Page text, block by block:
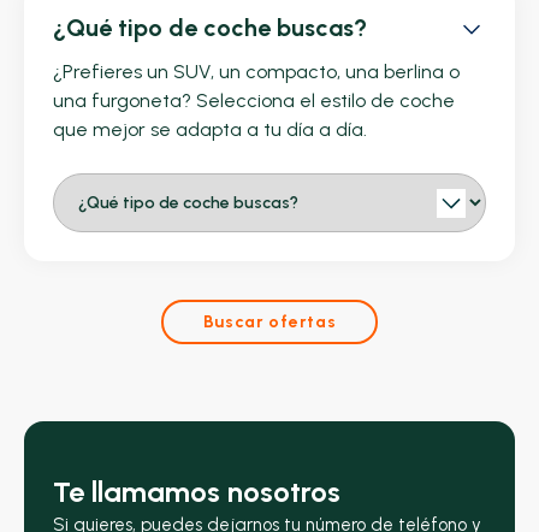
¿Qué tipo de coche buscas?
¿Prefieres un SUV, un compacto, una berlina o
una furgoneta? Selecciona el estilo de coche
que mejor se adapta a tu día a día.
Buscar ofertas
Te llamamos nosotros
Si quieres, puedes dejarnos tu número de teléfono y